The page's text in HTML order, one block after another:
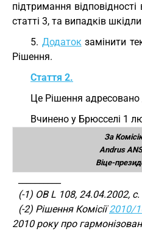
підтримання
статті 3, та випадків
5. Додатокзамінити
Рішення.
Стаття 2.
Це Рішення
Вчинено у Брюсселі 1
За
Andrus
Віце-
(-1) ОВ L 108, 24.04.2002, с.
(-2) Рішення Комісії2010/
2010 року про